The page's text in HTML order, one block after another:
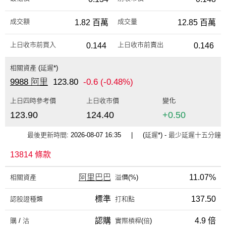
成交額 1.82 百萬 成交量 12.85 百萬
上日收市前買入 0.144 上日收市前賣出 0.146
相關資產 (延遲*)
9988 阿里 123.80 -0.6 (-0.48%)
上日四時參考價
123.90
上日收市價
124.40
變化
+0.50
最後更新時間: 2026-08-07 16:35 | (延遲*) - 最少延遲十五分鐘
13814 條款
相關資產 阿里巴巴
認股證種類 標準
購 / 沽 認購
溢價(%) 11.07%
打和點 137.50
實際槓桿(倍) 4.9 倍